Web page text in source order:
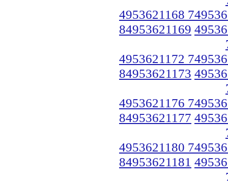
4953621168
84953621169
4953621172
84953621173
4953621176
84953621177
4953621180
84953621181